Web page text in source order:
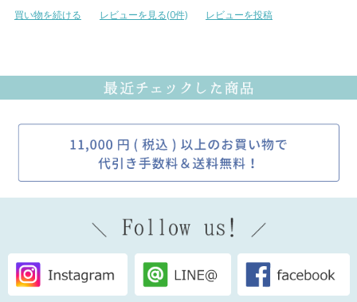
買い物を続ける
レビューを見る(0件) レビューを投稿